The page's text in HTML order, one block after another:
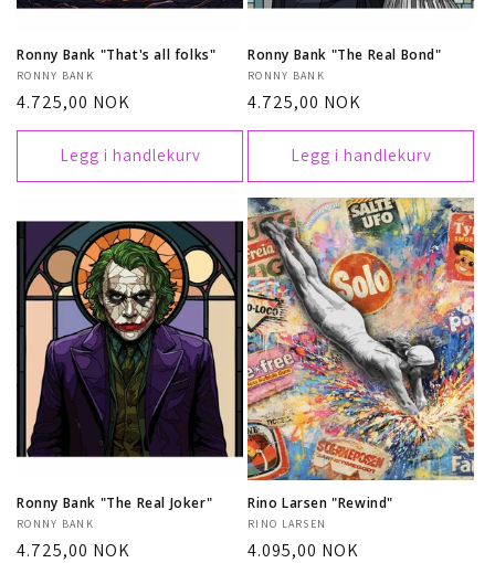
Ronny Bank "That's all folks"
Selger:
RONNY BANK
Vanlig
pris
4.725,00 NOK
Legg i handlekurv
Ronny Bank "The Real Bond"
Selger:
RONNY BANK
Vanlig
pris
4.725,00 NOK
Legg i handlekurv
Ronny Bank "The Real Joker"
Selger:
RONNY BANK
Vanlig
4.725,00 NOK
Rino Larsen "Rewind"
Selger:
RINO LARSEN
Vanlig
4.095,00 NOK